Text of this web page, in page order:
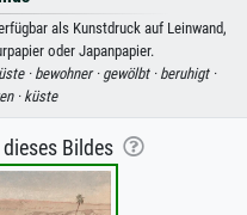
als Kunstdruck auf Leinwand,
oder Japanpapier.
· bewohner · gewölbt · beruhigt ·
· küste
Bildes